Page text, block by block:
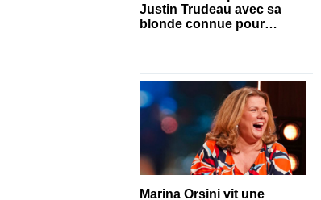
Justin Trudeau avec sa
blonde connue pour
Marina Orsini vit une